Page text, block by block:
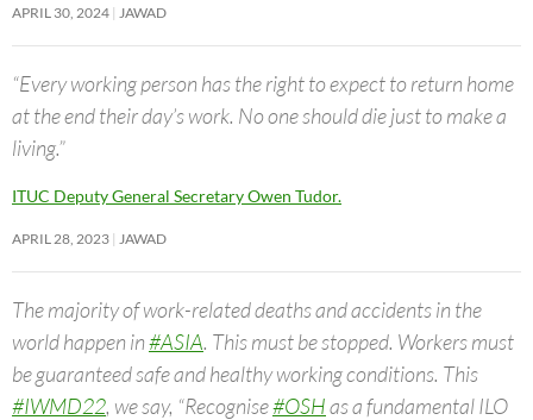
APRIL 30, 2024 JAWAD
“Every working person has the right to expect to return home
at the end their day’s work. No one should die just to make a
living.”
ITUC Deputy General Secretary Owen Tudor.
APRIL 28, 2023 JAWAD
The majority of work-related deaths and accidents in the
world happen in#ASIA. This must be stopped. Workers must
be guaranteed safe and healthy working conditions. This
#IWMD22, we say, “Recognise#OSHas a fundamental ILO